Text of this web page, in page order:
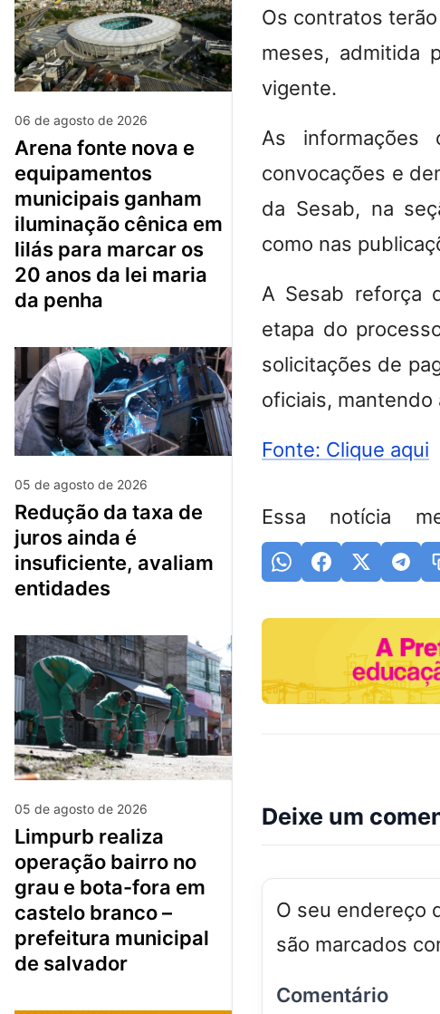
06 de agosto de 2026
arena fonte nova e
equipamentos
municipais ganham
iluminação cênica em
lilás para marcar os
20 anos da lei maria
da penha
05 de agosto de 2026
redução da taxa de
juros ainda é
insuficiente, avaliam
entidades
05 de agosto de 2026
limpurb realiza
operação bairro no
grau e bota-fora em
castelo branco –
prefeitura municipal
de salvador
Os contratos
meses, admitida
vigente.
As informações
convocações e
da Sesab, na
como nas
A Sesab reforça
etapa do
solicitações de
oficiais,
Fonte: Clique aqui
Essa notícia
Deixe um
O seu endereço
são marcados
Comentário